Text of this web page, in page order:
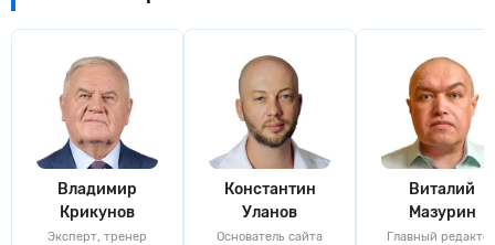
Владимир
Крикунов
Эксперт, тренер
Константин
Уланов
Основатель сайта
Виталий
Мазурин
Главный